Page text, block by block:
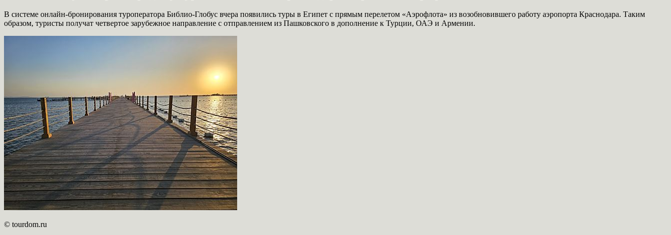
В системе онлайн-бронирования туроператора Библио-Глобус вчера появились туры в Египет с прямым перелетом «Аэрофлота» из возобновившего работу аэропорта Краснодара. Таким
образом, туристы получат четвертое зарубежное направление с отправлением из Пашковского в дополнение к Турции, ОАЭ и Армении.
© tourdom.ru